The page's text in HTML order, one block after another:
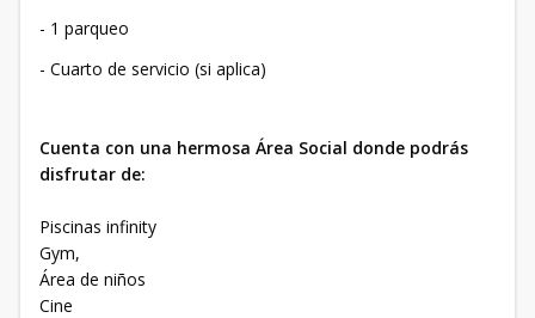
- 1 parqueo
- Cuarto de servicio (si aplica)
Cuenta con una hermosa Área Social donde podrás
disfrutar de:
Piscinas infinity
Gym,
Área de niños
Cine